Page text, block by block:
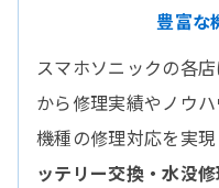
豊富な
スマホソニックの各
から修理実績やノウ
機種の修理対応を実
ッテリー交換・水没